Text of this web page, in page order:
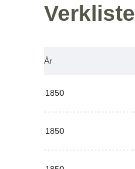
Verkliste
År
1850
1850